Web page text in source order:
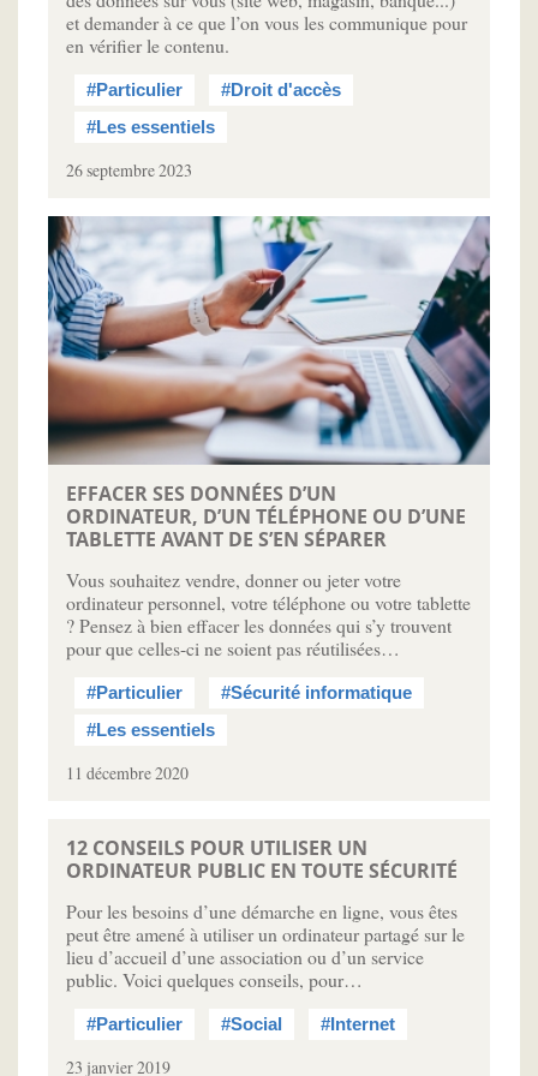
et demander à ce que l’on vous les communique pour
en vérifier le contenu.
#Particulier
#Droit d'accès
#Les essentiels
26 septembre 2023
EFFACER SES DONNÉES D’UN
ORDINATEUR, D’UN TÉLÉPHONE OU D’UNE
TABLETTE AVANT DE S’EN SÉPARER
Vous souhaitez vendre, donner ou jeter votre
ordinateur personnel, votre téléphone ou votre tablette
? Pensez à bien effacer les données qui s’y trouvent
pour que celles-ci ne soient pas réutilisées…
#Particulier
#Sécurité informatique
#Les essentiels
11 décembre 2020
12 CONSEILS POUR UTILISER UN
ORDINATEUR PUBLIC EN TOUTE SÉCURITÉ
Pour les besoins d’une démarche en ligne, vous êtes
peut être amené à utiliser un ordinateur partagé sur le
lieu d’accueil d’une association ou d’un service
public. Voici quelques conseils, pour…
#Particulier #Social #Internet
23 janvier 2019